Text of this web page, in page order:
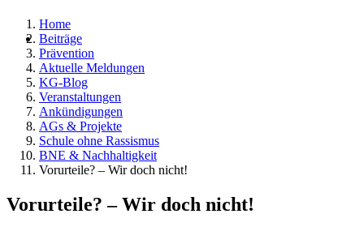
Home
Beiträge
Prävention
Aktuelle Meldungen
KG-Blog
Veranstaltungen
Ankündigungen
AGs & Projekte
Schule ohne Rassismus
BNE & Nachhaltigkeit
Vorurteile? – Wir doch nicht!
Vorurteile? – Wir doch nicht!